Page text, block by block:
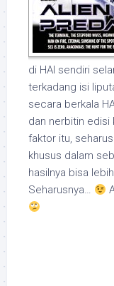
di HAI sendiri
terkadang isi
secara berkala
dan nerbitin edisi
faktor itu,
khusus dalam
hasilnya bisa
Seharusnya…